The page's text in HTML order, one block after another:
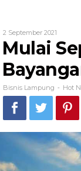
2 September 2021
Bisnis
Mulai
Bisnis Lampung - Hot